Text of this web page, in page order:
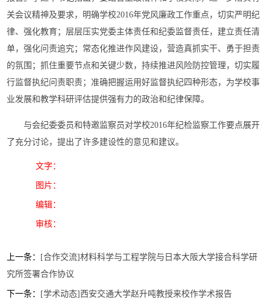
关会议精神及要求，明确学校2016年党风廉政工作重点，切实严明纪
律、强化教育；层层压实党委主体责任和纪委监督责任，建立责任清
单，强化问责追究；常态化推进作风建设，营造真抓实干、勇于担责
的氛围；抓住重要节点和关键少数，持续推进风险防控管理，切实履
行监督执纪问责职责；准确把握运用好监督执纪四种形态，为学校事
业发展和教学科研评估提供强有力的政治和纪律保障。
与会纪委委员和特邀监察员对学校2016年纪检监察工作要点展开
了充分讨论，提出了许多建设性的意见和建议。
文字：
图片：
编辑：
审核：
上一条：
[合作交流]材料科学与工程学院与日本大阪大学接合科学研
究所签署合作协议
下一条： [学术动态]西安交通大学赵升吨教授来校作学术报告